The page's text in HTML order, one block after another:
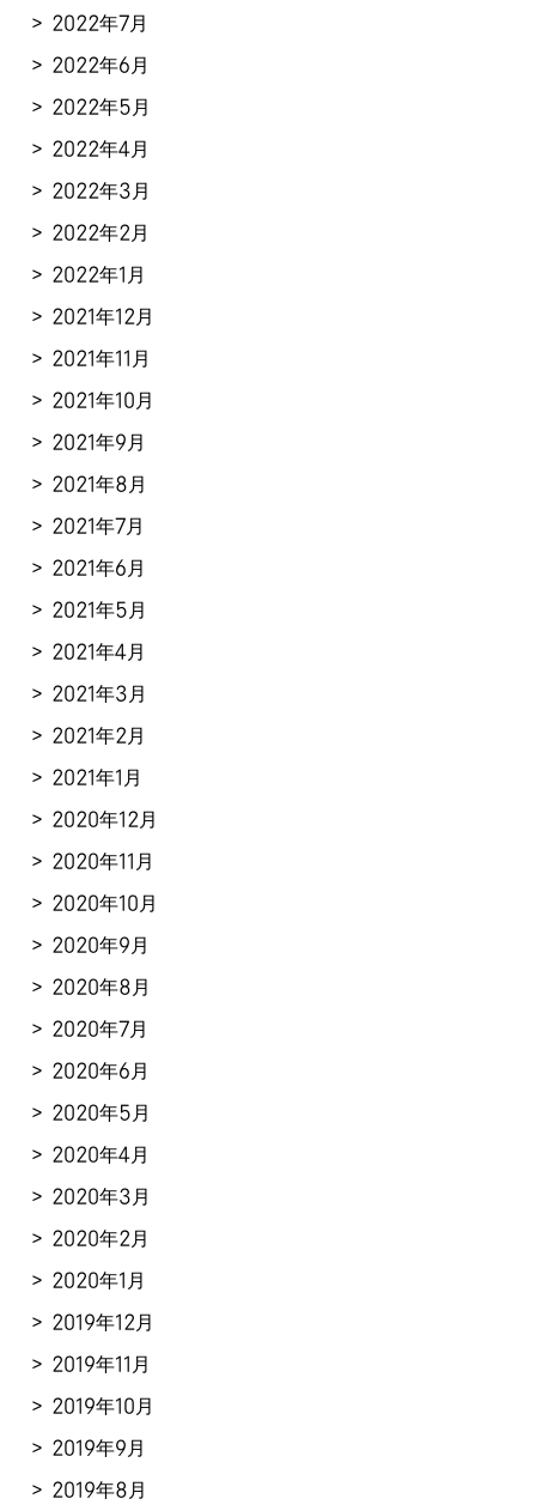
2022年7月
2022年6月
2022年5月
2022年4月
2022年3月
2022年2月
2022年1月
2021年12月
2021年11月
2021年10月
2021年9月
2021年8月
2021年7月
2021年6月
2021年5月
2021年4月
2021年3月
2021年2月
2021年1月
2020年12月
2020年11月
2020年10月
2020年9月
2020年8月
2020年7月
2020年6月
2020年5月
2020年4月
2020年3月
2020年2月
2020年1月
2019年12月
2019年11月
2019年10月
2019年9月
2019年8月